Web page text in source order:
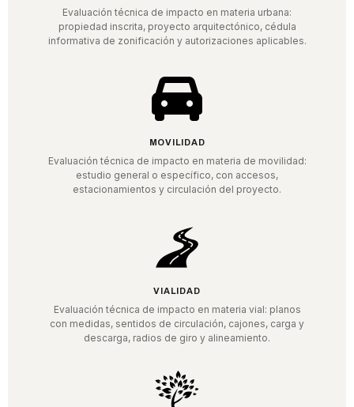
Evaluación técnica de impacto en materia urbana:
propiedad inscrita, proyecto arquitectónico, cédula
informativa de zonificación y autorizaciones aplicables.
MOVILIDAD
Evaluación técnica de impacto en materia de movilidad:
estudio general o específico, con accesos,
estacionamientos y circulación del proyecto.
VIALIDAD
Evaluación técnica de impacto en materia vial: planos
con medidas, sentidos de circulación, cajones, carga y
descarga, radios de giro y alineamiento.